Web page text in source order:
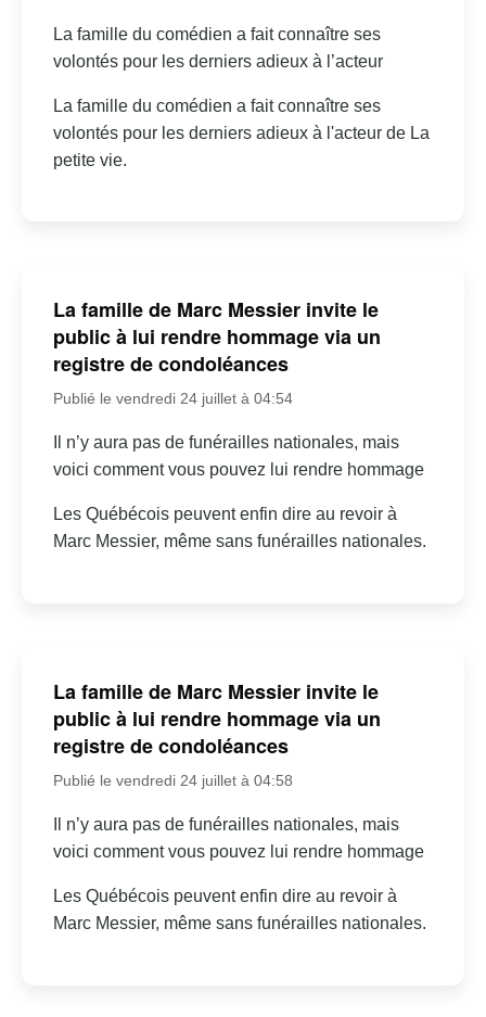
La famille du comédien a fait connaître ses
volontés pour les derniers adieux à l’acteur
La famille du comédien a fait connaître ses
volontés pour les derniers adieux à l'acteur de La
petite vie.
La famille de Marc Messier invite le
public à lui rendre hommage via un
registre de condoléances
Publié le vendredi 24 juillet à 04:54
Il n’y aura pas de funérailles nationales, mais
voici comment vous pouvez lui rendre hommage
Les Québécois peuvent enfin dire au revoir à
Marc Messier, même sans funérailles nationales.
La famille de Marc Messier invite le
public à lui rendre hommage via un
registre de condoléances
Publié le vendredi 24 juillet à 04:58
Il n’y aura pas de funérailles nationales, mais
voici comment vous pouvez lui rendre hommage
Les Québécois peuvent enfin dire au revoir à
Marc Messier, même sans funérailles nationales.